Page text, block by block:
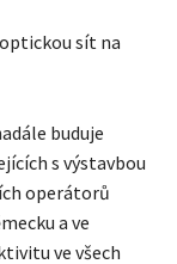
sít na
buduje
s výstavbou
operátorů
a ve
ve všech